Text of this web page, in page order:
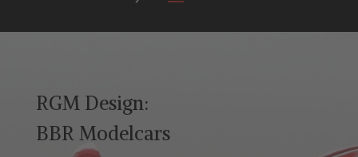
RGM Design:
BBR Modelcars